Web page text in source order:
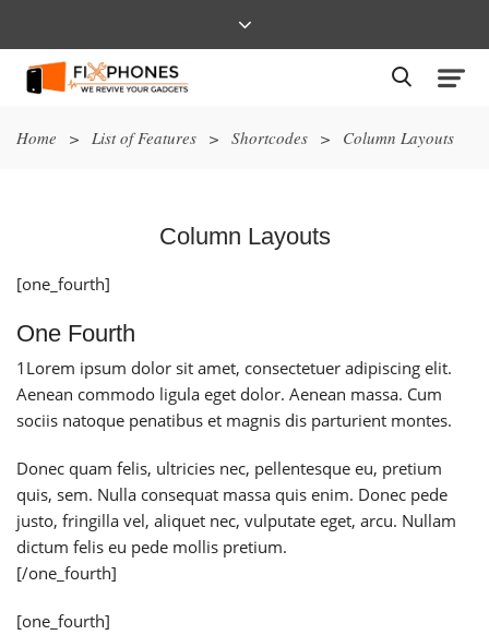
Home > List of Features > Shortcodes > Column Layouts
Column Layouts
[one_fourth]
One Fourth
1 Lorem ipsum dolor sit amet, consectetuer adipiscing elit.
Aenean commodo ligula eget dolor. Aenean massa. Cum
sociis natoque penatibus et magnis dis parturient montes.
Donec quam felis, ultricies nec, pellentesque eu, pretium
quis, sem. Nulla consequat massa quis enim. Donec pede
justo, fringilla vel, aliquet nec, vulputate eget, arcu. Nullam
dictum felis eu pede mollis pretium.
[/one_fourth]
[one_fourth]